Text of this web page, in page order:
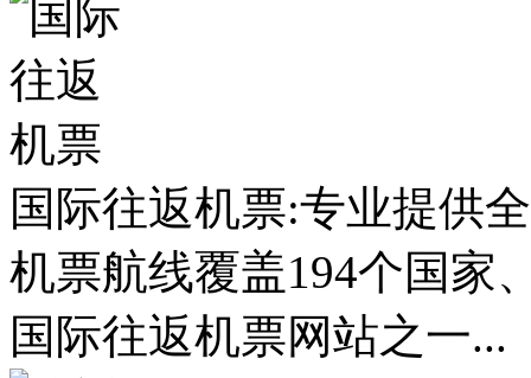
国际往返机票:专业提供
机票航线覆盖194个国家
国际往返机票网站之一...